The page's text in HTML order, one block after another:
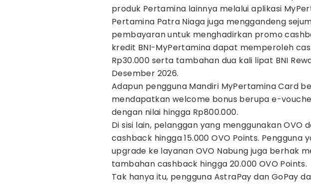
produk Pertamina lainnya melalui aplikasi
Pertamina Patra Niaga juga menggandeng
pembayaran untuk menghadirkan promo
kredit BNI-MyPertamina dapat memperoleh
Rp30.000 serta tambahan dua kali lipat BNI
Desember 2026.
Adapun pengguna Mandiri MyPertamina Card
mendapatkan welcome bonus berupa e-
dengan nilai hingga Rp800.000.
Di sisi lain, pelanggan yang menggunakan OVO
cashback hingga 15.000 OVO Points. Pengguna
upgrade ke layanan OVO Nabung juga berhak
tambahan cashback hingga 20.000 OVO Points.
Tak hanya itu, pengguna AstraPay dan GoPay